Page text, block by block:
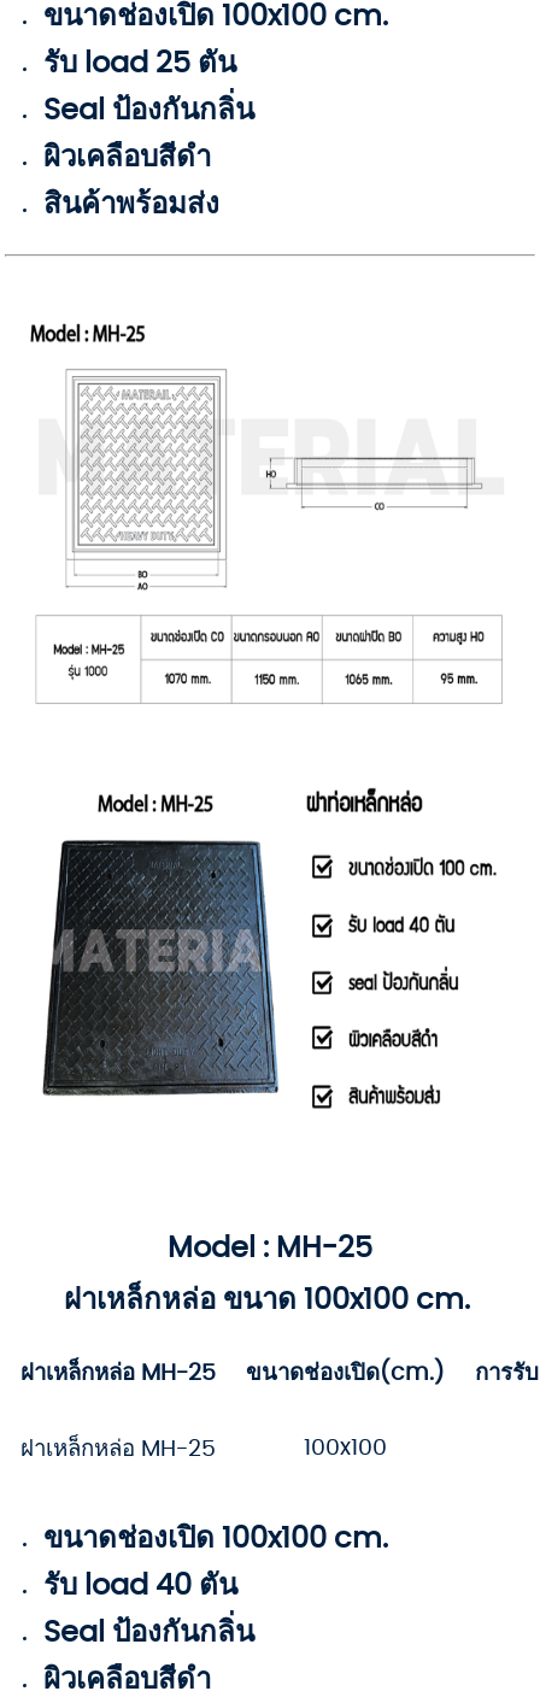
ขนาดช่องเปิด 100x100 cm.
รับ load 25 ตัน
Seal ป้องกันกลิ่น
ผิวเคลือบสีดำ
สินค้าพร้อมส่ง
Model : MH-25
ฝาเหล็กหล่อ ขนาด 100x100 cm.
ฝาเหล็กหล่อ MH-25 ขนาดช่องเปิด(cm.) การรั
ฝาเหล็กหล่อ MH-25 100x100
ขนาดช่องเปิด 100x100 cm.
รับ load 40 ตัน
Seal ป้องกันกลิ่น
ผิวเคลือบสีดำ